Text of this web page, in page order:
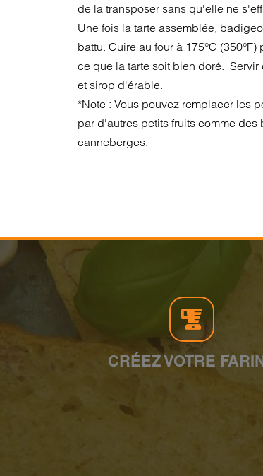
de la transposer sans qu'elle ne
Une fois la tarte assemblée,
battu. Cuire au four à 175°C
ce que la tarte soit bien doré.
et sirop d'érable.
*Note : Vous pouvez remplacer les
par d'autres petits fruits comme
canneberges.
CRÉEZ VOTRE